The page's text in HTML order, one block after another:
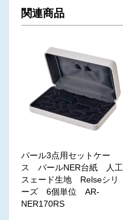
関連商品
パール3点用セットケー
ス パールNER台紙 人工
スェード生地 Relseシリ
ーズ 6個単位 AR-
NER170RS